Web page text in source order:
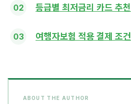
등급별 최저금리 카드 추천
여행자보험 적용 결제 조건
ABOUT THE AUTHOR